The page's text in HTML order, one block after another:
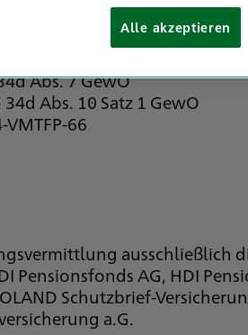
Abs. 7 GewO
Abs. 10 Satz 1 GewO
66
ausschließlich
Pensionsfonds AG, HDI
Schutzbrief-
a.G.
Alle akzeptieren